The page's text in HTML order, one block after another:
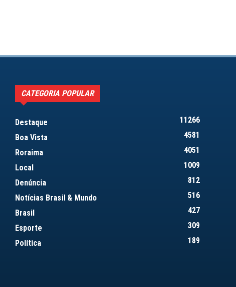
CATEGORIA POPULAR
Destaque
11266
Boa Vista
4581
Roraima
4051
Local
1009
Denúncia
812
Notícias Brasil & Mundo
516
Brasil
427
Esporte
309
Política
189